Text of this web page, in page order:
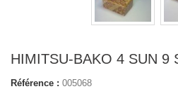
HIMITSU-BAKO 4 SUN 9
Référence : 005068